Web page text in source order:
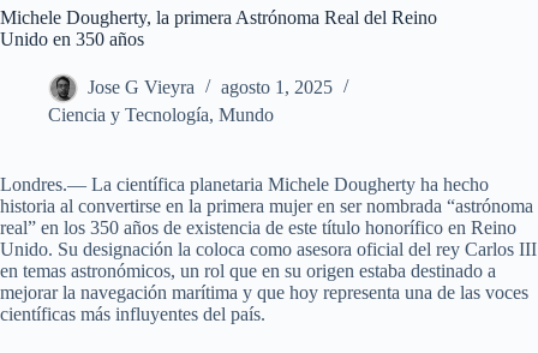
Michele Dougherty, la primera Astrónoma Real del Reino
Unido en 350 años
Jose G Vieyra
agosto 1, 2025
Ciencia y Tecnología, Mundo
Londres.— La científica planetaria Michele Dougherty ha hecho
historia al convertirse en la primera mujer en ser nombrada “astrónoma
real” en los 350 años de existencia de este título honorífico en Reino
Unido. Su designación la coloca como asesora oficial del rey Carlos III
en temas astronómicos, un rol que en su origen estaba destinado a
mejorar la navegación marítima y que hoy representa una de las voces
científicas más influyentes del país.